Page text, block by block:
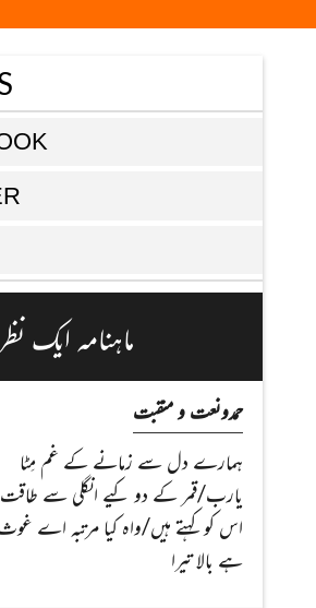
ماہنامہ ایک
حمدونعت و منقبت
ہمارے دل سے زمانے کے غم مِٹا
یارب/قمر کے دو کیے انگلی سے طاقت
اس کو کہتے ہیں/واہ کیا مرتبہ اے
ہے بالا تیرا